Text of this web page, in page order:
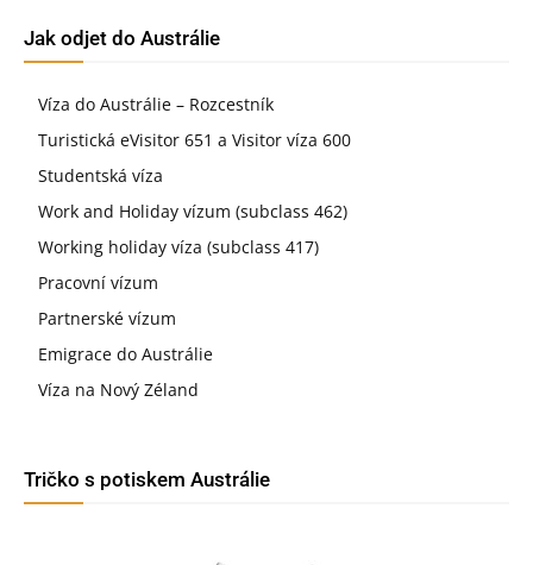
Jak odjet do Austrálie
Víza do Austrálie – Rozcestník
Turistická eVisitor 651 a Visitor víza 600
Studentská víza
Work and Holiday vízum (subclass 462)
Working holiday víza (subclass 417)
Pracovní vízum
Partnerské vízum
Emigrace do Austrálie
Víza na Nový Zéland
Tričko s potiskem Austrálie